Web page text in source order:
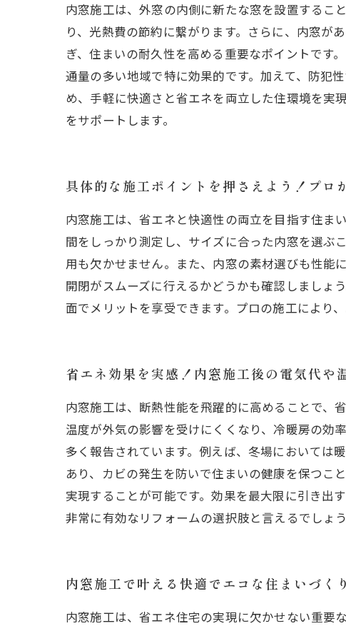
内窓施工は、外窓の内側に新たな窓を設置するこ
り、光熱費の節約に繋がります。さらに、内窓が
ぎ、住まいの耐久性を高める重要なポイントです
通量の多い地域で特に効果的です。加えて、防犯
め、手軽に快適さと省エネを両立した住環境を実
をサポートします。
具体的な施工ポイントを押さえよう！プロ
内窓施工は、省エネと快適性の両立を目指す住ま
間をしっかり測定し、サイズに合った内窓を選ぶ
用も欠かせません。また、内窓の素材選びも性能
開閉がスムーズに行えるかどうかも確認しましょ
面でメリットを享受できます。プロの施工により
省エネ効果を実感！内窓施工後の電気代や
内窓施工は、断熱性能を飛躍的に高めることで、
温度が外気の影響を受けにくくなり、冷暖房の効
多く報告されています。例えば、冬場においては
あり、カビの発生を防いで住まいの健康を保つこ
実現することが可能です。効果を最大限に引き出
非常に有効なリフォームの選択肢と言えるでしょう
内窓施工で叶える快適でエコな住まいづく
内窓施工は、省エネ住宅の実現に欠かせない重要